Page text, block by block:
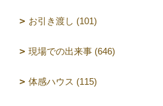
お引き渡し (101)
現場での出来事 (646)
体感ハウス (115)